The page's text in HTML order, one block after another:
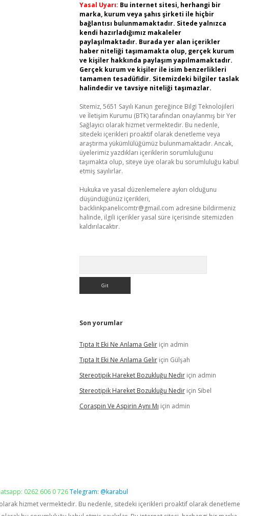
Yasal Uyarı: Bu internet sitesi, herhangi bir
marka, kurum veya şahıs şirketi ile hiçbir
bağlantısı bulunmamaktadır. Sitede yalnızca
kendi hazırladığımız makaleler
paylaşılmaktadır. Burada yer alan içerikler
haber niteliği taşımamakta olup, gerçek kurum
ve kişiler hakkında paylaşım yapılmamaktadır.
Gerçek kurum ve kişiler ile isim benzerlikleri
tamamen tesadüfidir. Sitemizdeki bilgiler taslak
halindedir ve tavsiye niteliği taşımazlar.
Sitemiz, 5651 Sayılı Kanun gereğince Bilgi Teknolojileri
ve İletişim Kurumu (BTK) tarafından onaylanmış bir Yer
Sağlayıcı olarak hizmet vermektedir. Bu nedenle,
sitedeki içerikleri proaktif olarak denetleme veya
araştırma yükümlülüğümüz bulunmamaktadır. Ancak,
üyelerimiz yazdıkları içeriklerin sorumluluğunu
taşımakta olup, siteye üye olarak bu sorumluluğu kabul
etmiş sayılırlar.
Hukuka ve yasal düzenlemelere aykırı olduğunu
düşündüğünüz içerikleri,
backlinkpanelicomtr@gmail.com adresine bildirmeniz
halinde, ilgili içerikler yasal süre içerisinde sitemizden
kaldırılacaktır.
Son yorumlar
Tıpta It Eki Ne Anlama Geliriçin admin
Tıpta It Eki Ne Anlama Geliriçin Gülşah
Stereotipik Hareket Bozukluğu Nediriçin admin
Stereotipik Hareket Bozukluğu Nediriçin Sibel
Coraspin Ve Aspirin Aynı Mı için admin
0262 606 0 726Telegram: @karabul
olarak hizmet vermektedir. Bu nedenle, sitedeki içerikleri proaktif olarak denetleme